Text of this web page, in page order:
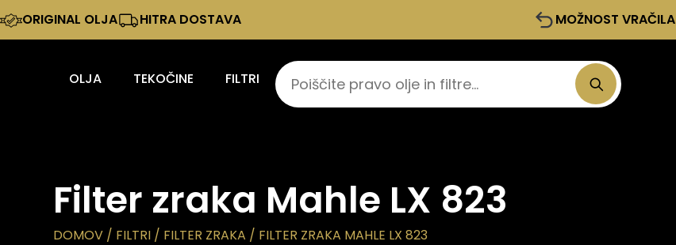
ORIGINAL OLJA HITRA DOSTAVA MOŽNOST VRAČILA
OLJA TEKOČINE FILTRI
Filter zraka Mahle LX 823
DOMOV / FILTRI / FILTER ZRAKA / FILTER ZRAKA MAHLE LX 823